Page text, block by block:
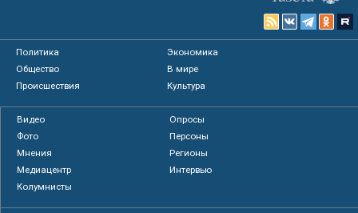
Политика
Экономика
Общество
В мире
Происшествия
Культура
Видео
Опросы
Фото
Персоны
Мнения
Регионы
Медиацентр
Интервью
Колумнисты